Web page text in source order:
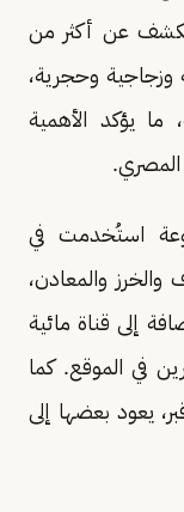
عن أكثر من
وزجاجية وحجرية،
يؤكد الأهمية
المصري.
استُخدمت في
والمعادن،
إلى قناة مائية
في الموقع. كما
اكتشاف 13 شاهد قبر، يعود بعضها إلى